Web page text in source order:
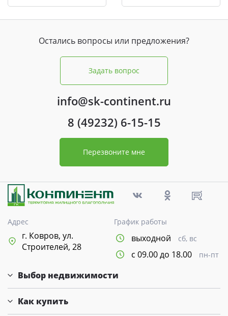
Остались вопросы или предложения?
Задать вопрос
info@sk-continent.ru
8 (49232) 6-15-15
Перезвоните мне
Адрес
г. Ковров, ул.
Строителей, 28
График работы
выходной сб, вс
с 09.00 до 18.00 пн-пт
Выбор недвижимости
Как купить